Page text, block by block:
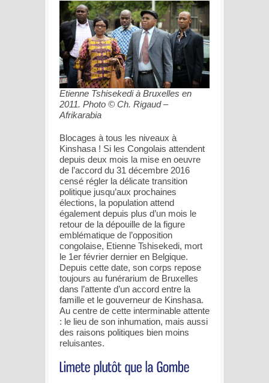
Etienne Tshisekedi à Bruxelles en
2011. Photo © Ch. Rigaud –
Afrikarabia
Blocages à tous les niveaux à
Kinshasa ! Si les Congolais attendent
depuis deux mois la mise en oeuvre
de l’accord du 31 décembre 2016
censé régler la délicate transition
politique jusqu’aux prochaines
élections, la population attend
également depuis plus d’un mois le
retour de la dépouille de la figure
emblématique de l’opposition
congolaise, Etienne Tshisekedi, mort
le 1er février dernier en Belgique.
Depuis cette date, son corps repose
toujours au funérarium de Bruxelles
dans l’attente d’un accord entre la
famille et le gouverneur de Kinshasa.
Au centre de cette interminable attente
: le lieu de son inhumation, mais aussi
des raisons politiques bien moins
reluisantes.